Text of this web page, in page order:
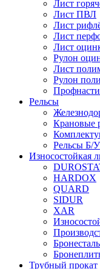
Лист
Лист ПВЛ
Лист
Лист
Лист
Рулон
Лист
Рулон
Рельсы
Крановые
Рельсы Б/У
Износостойкая
HARDOX
QUARD
SIDUR
XAR
Трубный прокат